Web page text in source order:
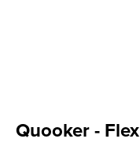
Quooker - Flex